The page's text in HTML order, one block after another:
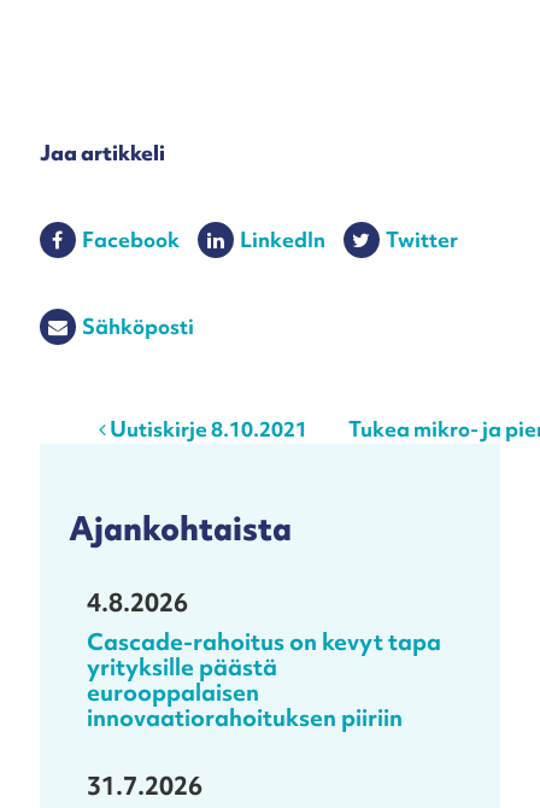
Jaa artikkeli
Facebook LinkedIn Twitter
Sähköposti
Post navigation
Uutiskirje 8.10.2021 Tukea mikro- ja
Ajankohtaista
4.8.2026
Cascade-rahoitus on kevyt tapa
yrityksille päästä
eurooppalaisen
innovaatiorahoituksen piiriin
31.7.2026